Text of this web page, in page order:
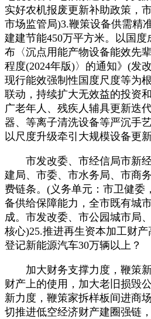
实好农机报废更新补助政策，
市场监管局)3.鞭策设备供需精
建建节能450万平方米。以国
布〈沉点用能产物设备能效先
程度(2024年版)〉的通知》(发
现行能效强制性国度尺度等为
联动，持续扩大无效益的投资
广老年人、残疾人辅具更新迭
器、等离子清洗设备等严沉手
以尺度升级牵引大规模设备更
市发改委、市经信局市新经
建局、市委、市水务局、市商
费链条。(义务单元：市卫健委
备供给保障能力，全市既有城
成。市发改委、市公园城市局
核心)25.推进再生资本加工财
登记新能源汽车30万辆以上？
加大财务支撑力度，鞭策新
财产上的使用，加大老旧损毁
新力度，鞭策家拆样板间进商
切推进低空经济财产建圈强链